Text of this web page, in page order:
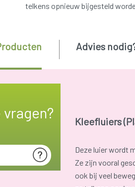
telkens opnieuw bijgesteld
Advies
Kleefluiers
Deze luier wordt
Ze zijn vooral
ook bij veel